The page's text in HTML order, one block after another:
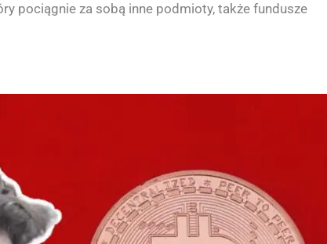
pociągnie za sobą inne podmioty, także fundusze